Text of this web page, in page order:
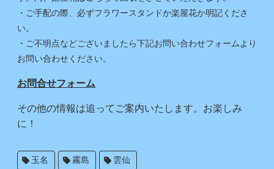
・ご手配の際、必ずフラワースタンドか楽屋花か明記くださ
い。
・ご不明点などございましたら下記お問い合わせフォームより
お問い合わせください。
お問合せフォーム
その他の情報は追ってご案内いたします。お楽しみ
に！
玉名 霧島 雲仙